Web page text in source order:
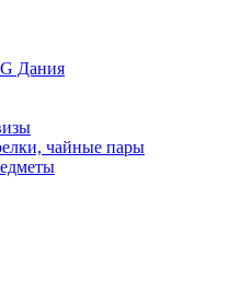
Дания
чайные пары